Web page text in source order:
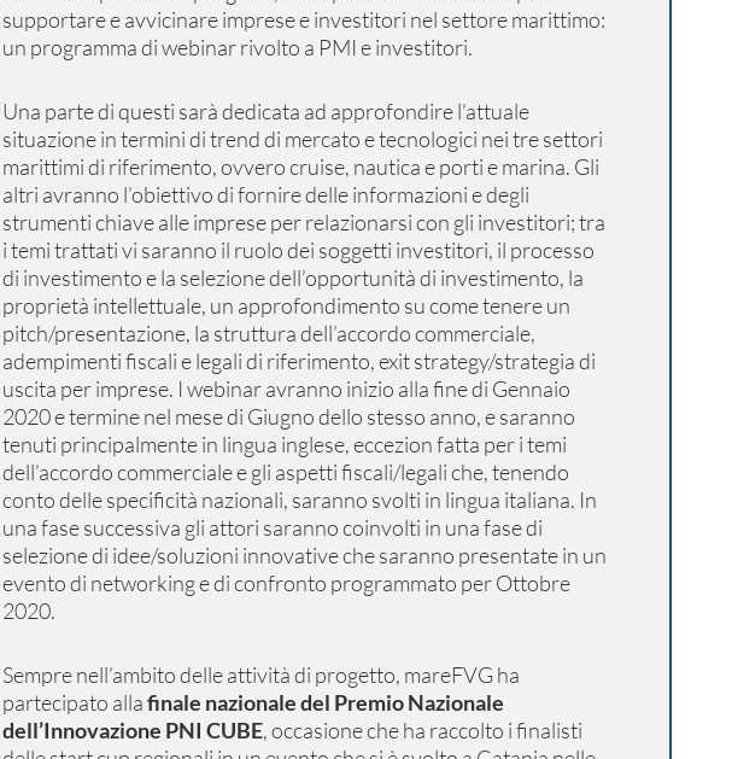
supportare e avvicinare imprese e investitori nel settore marittimo:
un programma di webinar rivolto a PMI e investitori.
Una parte di questi sarà dedicata ad approfondire l’attuale
situazione in termini di trend di mercato e tecnologici nei tre settori
marittimi di riferimento, ovvero cruise, nautica e porti e marina. Gli
altri avranno l’obiettivo di fornire delle informazioni e degli
strumenti chiave alle imprese per relazionarsi con gli investitori; tra
i temi trattati vi saranno il ruolo dei soggetti investitori, il processo
di investimento e la selezione dell’opportunità di investimento, la
proprietà intellettuale, un approfondimento su come tenere un
pitch/presentazione, la struttura dell’accordo commerciale,
adempimenti fiscali e legali di riferimento, exit strategy/strategia di
uscita per imprese. I webinar avranno inizio alla fine di Gennaio
2020 e termine nel mese di Giugno dello stesso anno, e saranno
tenuti principalmente in lingua inglese, eccezion fatta per i temi
dell’accordo commerciale e gli aspetti fiscali/legali che, tenendo
conto delle specificità nazionali, saranno svolti in lingua italiana. In
una fase successiva gli attori saranno coinvolti in una fase di
selezione di idee/soluzioni innovative che saranno presentate in un
evento di networking e di confronto programmato per Ottobre
2020.
Sempre nell’ambito delle attività di progetto, mareFVG ha
partecipato allafinale nazionale del Premio Nazionale
dell’Innovazione PNI CUBE, occasione che ha raccolto i finalisti